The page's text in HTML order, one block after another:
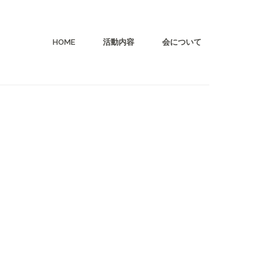
HOME 活動内容 会について